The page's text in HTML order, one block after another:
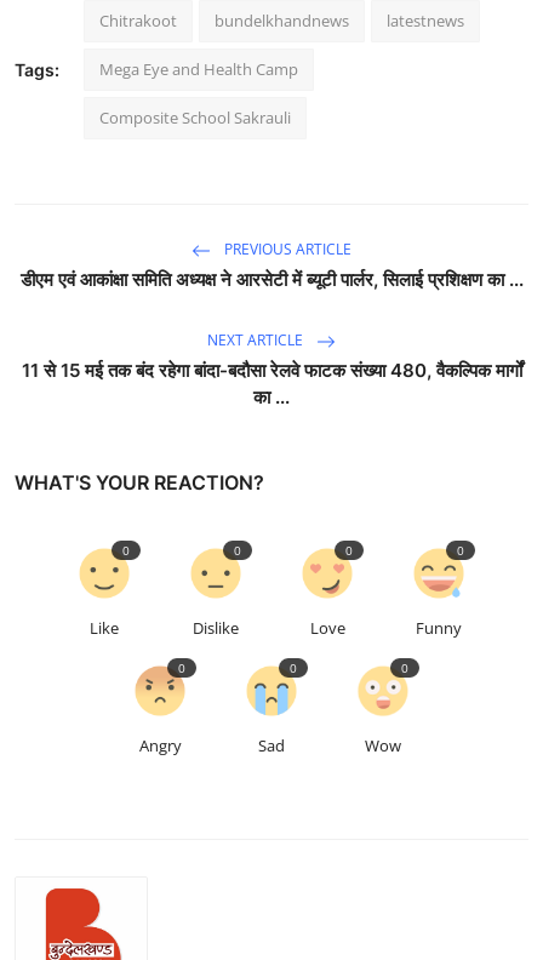
Tags:
Chitrakoot bundelkhandnews latestnews
Mega Eye and Health Camp
Composite School Sakrauli
PREVIOUS ARTICLE
डीएम एवं आकांक्षा समिति अध्यक्ष ने आरसेटी में ब्यूटी पार्लर, सिलाई प्रशिक्षण का ...
NEXT ARTICLE
11 से 15 मई तक बंद रहेगा बांदा-बदौसा रेलवे फाटक संख्या 480, वैकल्पिक मार्गों
का ...
WHAT'S YOUR REACTION?
Like
0
Dislike
0
Love
0
Funny
0
Angry
0
Sad
0
Wow
0